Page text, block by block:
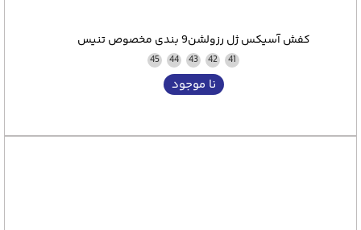
کفش آسیکس ژل رزولشن9 بندی مخصوص تنیس
41
42
43
44
45
نا موجود